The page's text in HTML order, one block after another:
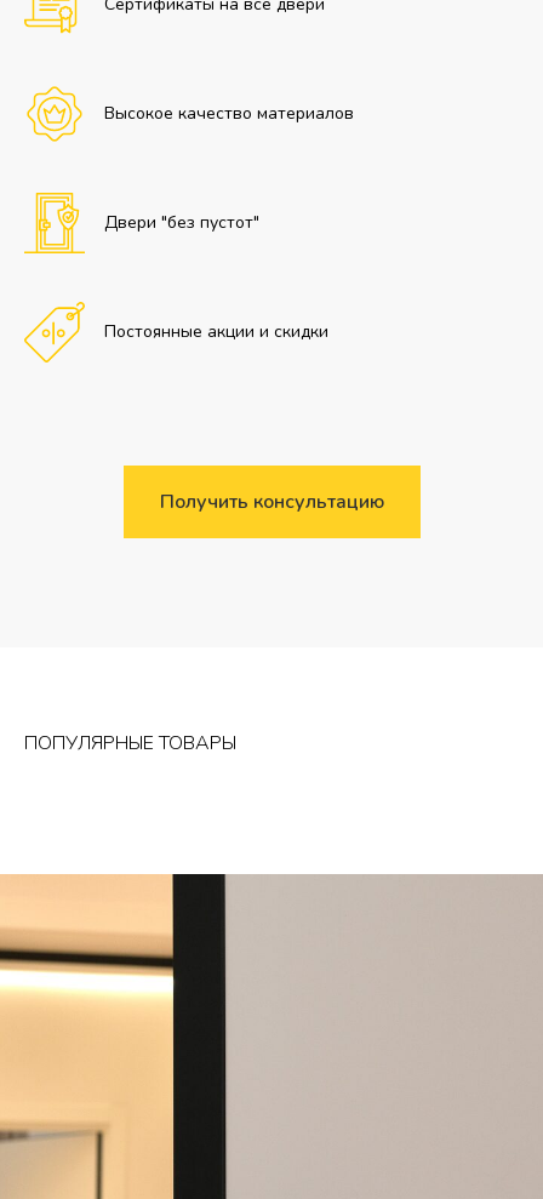
Высокое качество материалов
Двери "без пустот"
Постоянные акции и скидки
Получить консультацию
ПОПУЛЯРНЫЕ ТОВАРЫ